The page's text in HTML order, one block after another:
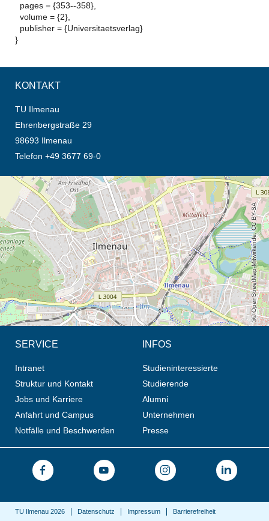
pages = {353--358},
volume = {2},
publisher = {Universitaetsverlag}
}
KONTAKT
TU Ilmenau
Ehrenbergstraße 29
98693 Ilmenau
Telefon +49 3677 69-0
Öffnet die Anfahrtsbeschreibung in neuem Tab (Karte)
© OpenStreetMap-Mitwirkende, CC BY-SA
SERVICE
Intranet
Struktur und Kontakt
Jobs und Karriere
Anfahrt und Campus
Notfälle und Beschwerden
INFOS
Studieninteressierte
Studierende
Alumni
Unternehmen
Presse
TU Ilmenau 2026 Datenschutz Impressum Barrierefreiheit